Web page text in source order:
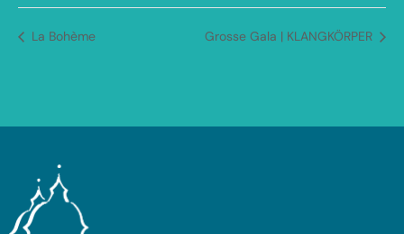
La Bohème Grosse Gala | KLANGKÖRPER